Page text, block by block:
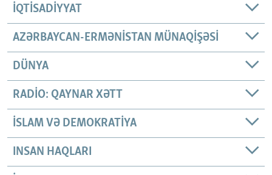
İQTISADIYYAT
AZƏRBAYCAN-ERMƏNISTAN MÜNAQIŞƏSI
DÜNYA
RADIO: QAYNAR XƏTT
İSLAM VƏ DEMOKRATIYA
INSAN HAQLARI